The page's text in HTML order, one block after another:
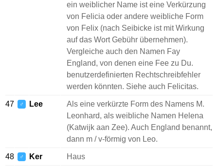
ein weiblicher Name ist eine Verkürzung
von Felicia oder andere weibliche Form
von Felix (nach Seibicke ist mit Wirkung
auf das Wort Gebühr übernehmen).
Vergleiche auch den Namen Fay
England, von denen eine Fee zu Du.
benutzerdefinierten Rechtschreibfehler
werden könnten. Siehe auch Felicitas.
47 ♂ Lee
Als eine verkürzte Form des Namens M.
Leonhard, als weibliche Namen Helena
(Katwijk aan Zee). Auch England benannt,
dann m / v-förmig von Leo.
48 ♂ Ker Haus